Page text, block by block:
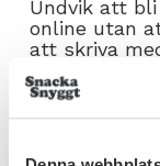
Undvik att
online utan
att skriva
men risken
författaren